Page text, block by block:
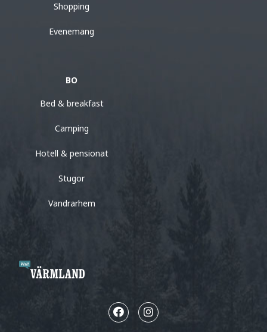
Shopping
Evenemang
BO
Bed & breakfast
Camping
Hotell & pensionat
Stugor
Vandrarhem